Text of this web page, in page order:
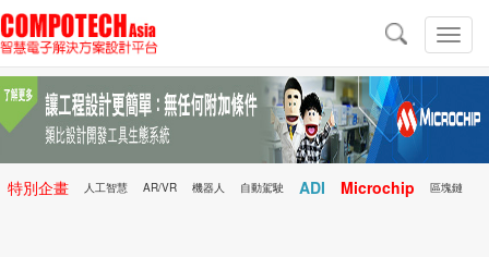
切
換
導
導
航
特別企畫 人工智慧 AR/VR 機器人 自動駕駛 ADI Microchip 區塊鏈